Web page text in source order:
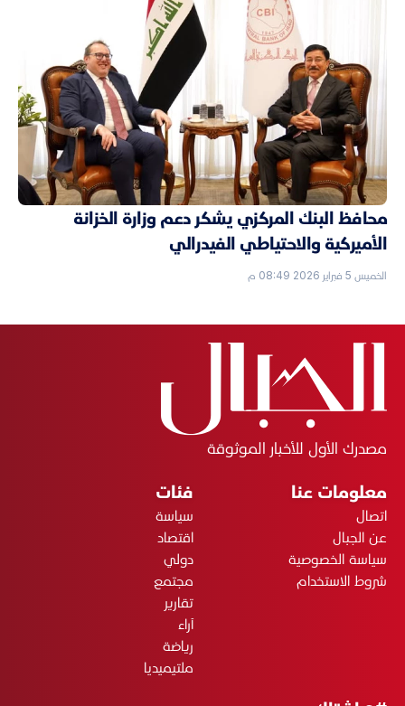
محافظ البنك المركزي يشكر دعم وزارة الخزانة
الأميركية والاحتياطي الفيدرالي
الخميس 5 فبراير 2026 08:49 م
مصدرك الأول للأخبار الموثوقة
معلومات عنا
اتصال
عن الجبال
سياسة الخصوصية
شروط الاستخدام
فئات
سياسة
اقتصاد
دولي
مجتمع
تقارير
آراء
رياضة
ملتيميديا